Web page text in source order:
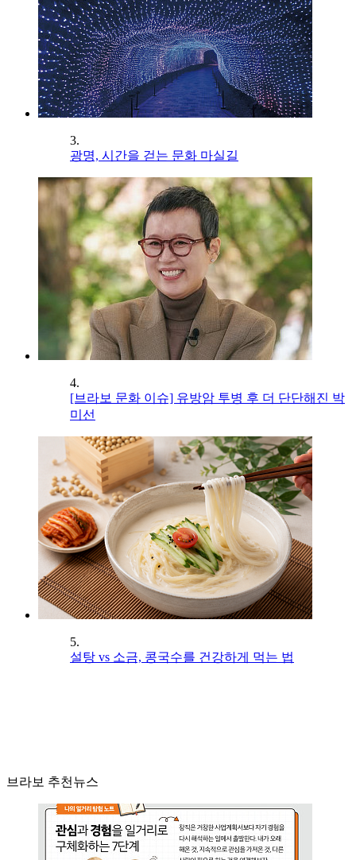
3.
광명, 시간을 걷는 문화 마실길
4.
[브라보 문화 이슈] 유방암 투병 후 더 단단해진 박
미선
5.
설탕 vs 소금, 콩국수를 건강하게 먹는 법
브라보 추천뉴스